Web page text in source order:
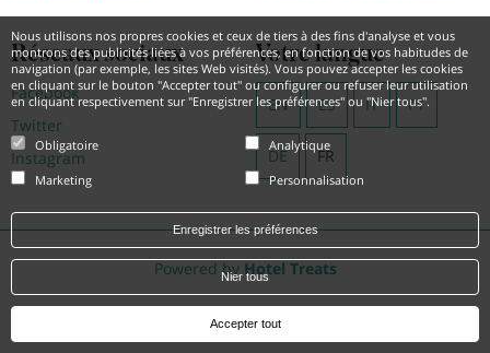
Nous utilisons nos propres cookies et ceux de tiers à des fins d'analyse et vous
montrons des publicités liées à vos préférences, en fonction de vos habitudes de
navigation (par exemple, les sites Web visités). Vous pouvez accepter les cookies
en cliquant sur le bouton "Accepter tout" ou configurer ou refuser leur utilisation
en cliquant respectivement sur "Enregistrer les préférences" ou "Nier tous".
Obligatoire Analytique
Marketing Personnalisation
Enregistrer les préférences
Nier tous
Accepter tout
Réseaux sociaux
Facebook
Twitter
Instagram
Votre langue
EN ES IT PT
DE FR
Powered by Hotel Treats